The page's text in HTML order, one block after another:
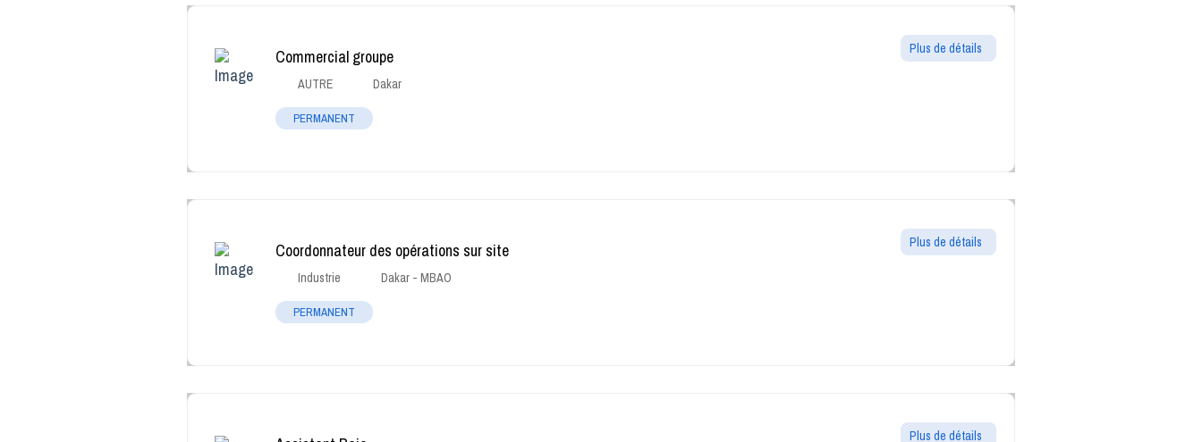
Commercial groupe
AUTRE Dakar
PERMANENT
Plus de détails
Coordonnateur des opérations sur site
Industrie Dakar - MBAO
PERMANENT
Plus de détails
Plus de détails